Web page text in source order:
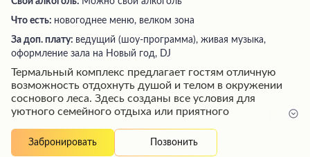
Что есть: новогоднее меню, велком зона
За доп. плату: ведущий (шоу-программа), живая музыка,
оформление зала на Новый год, DJ
Термальный комплекс предлагает гостям отличную
возможность отдохнуть душой и телом в окружении
соснового леса. Здесь созданы все условия для
уютного семейного отдыха или приятного
банкетный зал отличается стильным оформлением и
позволяет разместиться с комфортом. На территории
Забронировать Позвонить